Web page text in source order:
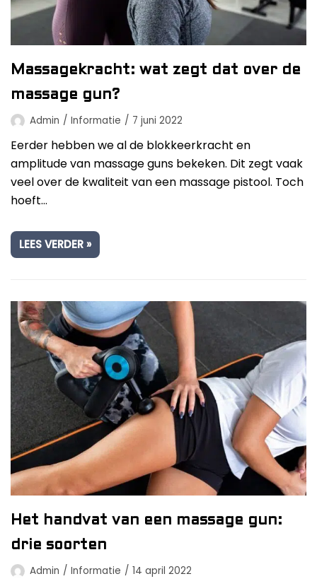
Beste Professionele Massage Pistolen
Addsfit
Compex
Hyperice
Hydragun
Massagerr
MUSCQLER
Northwall
Theragun
Algemeen
Massagekoppen
Massagetypes
Technologie
Massagekracht: wat zegt dat over de
massage gun?
Admin
Informatie 7 juni 2022
Eerder hebben we al de blokkeerkracht en
amplitude van massage guns bekeken. Dit zegt vaak
veel over de kwaliteit van een massage pistool. Toch
hoeft…
LEES VERDER »
Het handvat van een massage gun:
drie soorten
Admin
Informatie 14 april 2022